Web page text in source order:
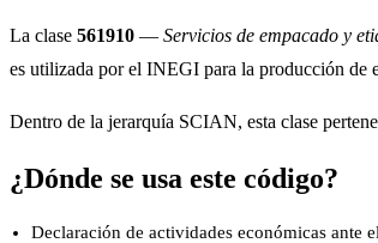
La clase 561910 — Servicios de empacado y
es utilizada por el INEGI para la producción de
Dentro de la jerarquía SCIAN, esta clase
¿Dónde se usa este código?
Declaración de actividades económicas ante